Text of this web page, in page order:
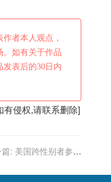
者本人观点，
。如有关于作品
发表后的30日内
有侵权,请联系删除]
: 美国跨性别者参加
曾参与男队比赛